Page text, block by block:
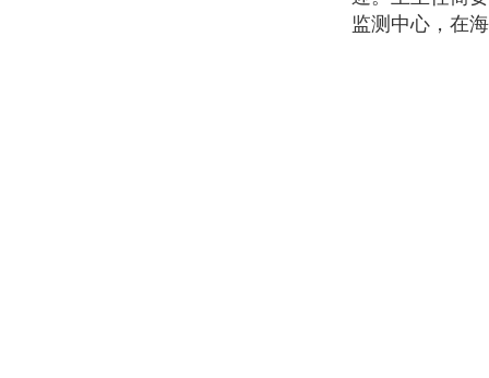
监测中心，在